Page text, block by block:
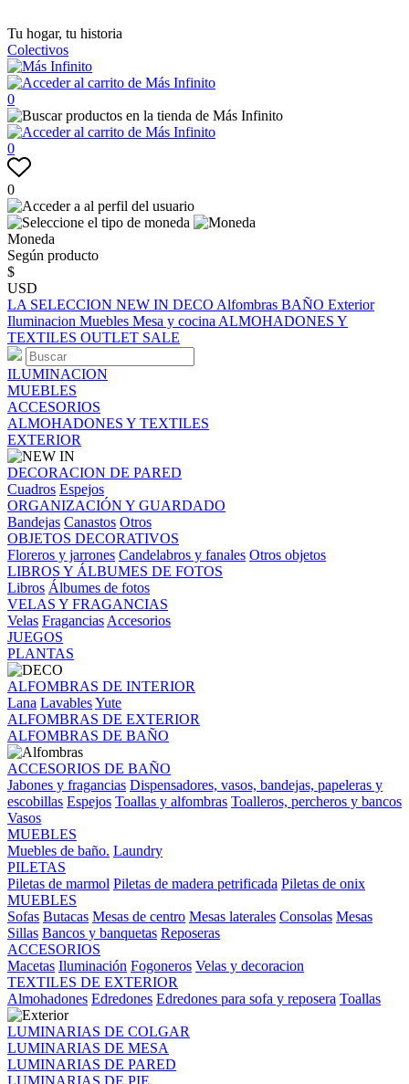
Tu hogar, tu historia
Colectivos
0
0
0
Moneda
Según producto
$
USD
LA SELECCION NEW IN DECO Alfombras BAÑO Exterior
Iluminacion Muebles Mesa y cocina ALMOHADONES Y
TEXTILES OUTLET SALE
ILUMINACION
MUEBLES
ACCESORIOS
ALMOHADONES Y TEXTILES
EXTERIOR
DECORACION DE PARED
Cuadros Espejos
ORGANIZACIÓN Y GUARDADO
Bandejas Canastos Otros
OBJETOS DECORATIVOS
Floreros y jarrones Candelabros y fanales Otros objetos
LIBROS Y ÁLBUMES DE FOTOS
Libros Álbumes de fotos
VELAS Y FRAGANCIAS
Velas Fragancias Accesorios
JUEGOS
PLANTAS
ALFOMBRAS DE INTERIOR
Lana LavablesYute
ALFOMBRAS DE EXTERIOR
ALFOMBRAS DE BAÑO
ACCESORIOS DE BAÑO
Jabones y fragancias Dispensadores, vasos, bandejas, papeleras y
escobillas Espejos Toallas y alfombras Toalleros, percheros y bancos
Vasos
MUEBLES
Muebles de baño. Laundry
PILETAS
Piletas de marmol Piletas de madera petrificada Piletas de onix
MUEBLES
Sofas Butacas Mesas de centro Mesas laterales Consolas Mesas
Sillas Bancos y banquetas Reposeras
ACCESORIOS
Macetas Iluminación Fogoneros Velas y decoracion
TEXTILES DE EXTERIOR
Almohadones Edredones Edredones para sofa y reposera Toallas
LUMINARIAS DE COLGAR
LUMINARIAS DE MESA
LUMINARIAS DE PARED
LUMINARIAS DE PIE